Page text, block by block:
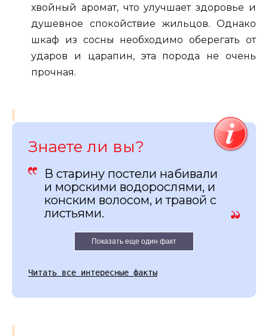
хвойный аромат, что улучшает здоровье и
душевное спокойствие жильцов. Однако
шкаф из сосны необходимо оберегать от
ударов и царапин, эта порода не очень
прочная.
Знаете ли вы?
В старину постели набивали
и морскими водорослями, и
конским волосом, и травой с
листьями.
Показать еще один факт
Читать все интересные факты